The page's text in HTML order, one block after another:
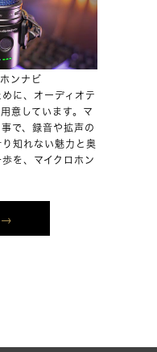
ンナビ
に、オーディオテ
意しています。マ
で、録音や拡声の
知れない魅力と奥
を、マイクロホン